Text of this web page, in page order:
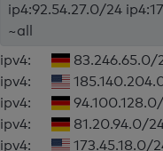
ip4:92.54.27.0/24
~all
ipv4:
83.246.65.0/
ipv4:
ipv4:
ipv4:
81.20.94.0/
ipv4:
173.45.18.0/